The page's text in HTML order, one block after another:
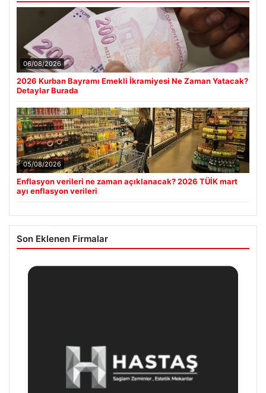
06/08/2026
2026 Kurban Bayramı Emekli İkramiyesi Ne Zaman Yatacak?
Detaylar Burada
05/08/2026
Enflasyon verileri ne zaman açıklanacak? 2026 TÜİK mart
ayı enflasyon verileri
Son Eklenen Firmalar